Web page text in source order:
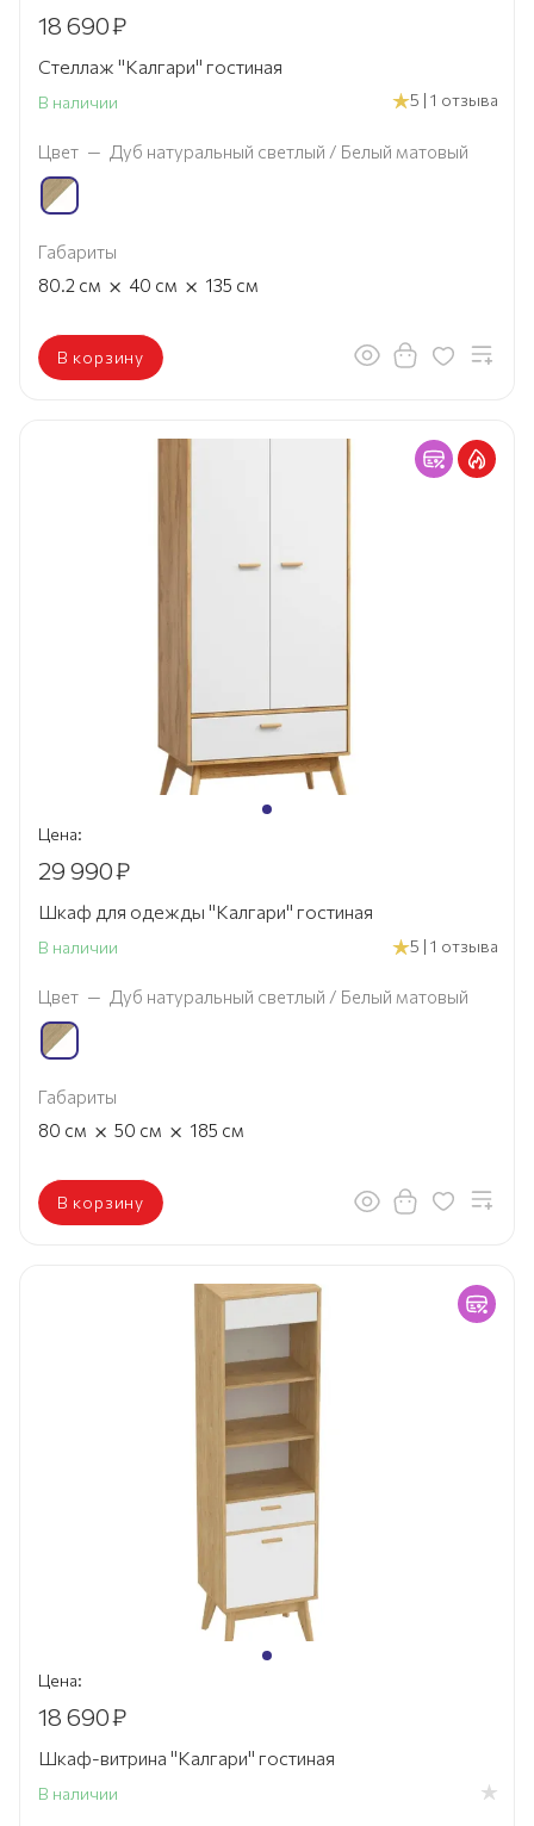
18 690₽
Стеллаж "Калгари" гостиная
В наличии 5 | 1 отзыва
Цвет — Дуб натуральный светлый / Белый матовый
Габариты
80.2 см × 40 см × 135 см
В корзину
Цена:
29 990₽
Шкаф для одежды "Калгари" гостиная
В наличии 5 | 1 отзыва
Цвет — Дуб натуральный светлый / Белый матовый
Габариты
80 см × 50 см × 185 см
В корзину
Цена:
18 690₽
Шкаф-витрина "Калгари" гостиная
В наличии